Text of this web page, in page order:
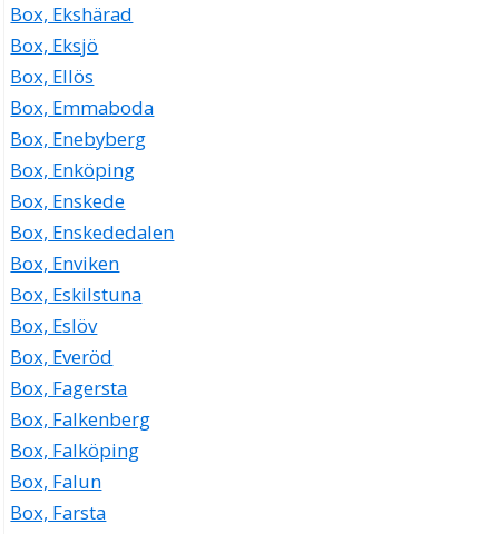
Box, Ekshärad
Box, Eksjö
Box, Ellös
Box, Emmaboda
Box, Enebyberg
Box, Enköping
Box, Enskede
Box, Enskededalen
Box, Enviken
Box, Eskilstuna
Box, Eslöv
Box, Everöd
Box, Fagersta
Box, Falkenberg
Box, Falköping
Box, Falun
Box, Farsta